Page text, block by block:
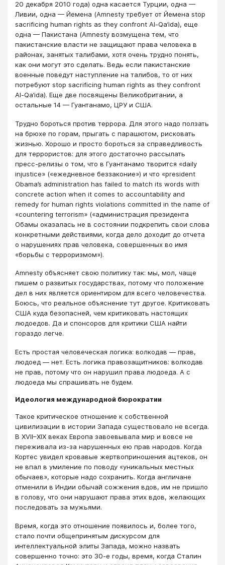
20 декабря 2010 года) одна касается Турции, одна —
Ливии, одна — Йемена (Amnesty требует от Йемена stop
sacrificing human rights as they confront Al-Qa’ida), еще
одна — Пакистана (Amnesty возмущена тем, что
пакистанские власти не защищают права человека в
районах, занятых талибами, хотя очень трудно понять,
как они могут это сделать. Ведь если пакистанские
военные поведут наступление на талибов, то от них
потребуют stop sacrificing human rights as they confront
Al-Qa’ida). Еще две посвящены Великобритании, а
остальные 14 — Гуантанамо, ЦРУ и США.
Трудно бороться против террора. Для этого надо ползать
на брюхе по горам, прыгать с парашютом, рисковать
жизнью. Хорошо и просто бороться за справедливость
для террористов: для этого достаточно рассылать
пресс-релизы о том, что в Гуантанамо творится «daily
injustice» («ежедневное беззаконие») и что «president
Obama’s administration has failed to match its words with
concrete action when it comes to accountability and
remedy for human rights violations committed in the name of
«countering terrorism» («администрация президента
Обамы оказалась не в состоянии подкрепить свои слова
конкретными действиями, когда дело доходит до отчета
о нарушениях прав человека, совершенных во имя
«борьбы с терроризмом»).
Amnesty объясняет свою политику так: мы, мол, чаще
пишем о развитых государствах, потому что положение
дел в них является ориентиром для всего человечества.
Боюсь, что реальное объяснение тут другое. Критиковать
США куда безопасней, чем критиковать настоящих
людоедов. Да и спонсоров для критики США найти
гораздо легче.
Есть простая человеческая логика: волкодав — прав,
людоед — нет. Есть логика правозащитников: волкодав
не прав, потому что он нарушил права людоеда. А с
людоеда мы спрашивать не будем.
Идеология международной бюрократии
Такое критическое отношение к собственной
цивилизации в истории Запада существовало не всегда.
В XVII–XIX веках Европа завоевывала мир и вовсе не
переживала из-за нарушенных ею прав народов. Когда
Кортес увидел кровавые жертвоприношения ацтеков, он
не впал в умиление по поводу «уникальных местных
обычаев», которые надо сохранить. Когда англичане
отменили в Индии обычай сожжения вдов, им не пришло
в голову, что они нарушают права этих вдов, желающих
последовать за мужьями.
Время, когда это отношение появилось и, более того,
стало почти общепринятым дискурсом для
интеллектуальной элиты Запада, можно назвать
совершенно точно: это 30-е годы, время, когда Сталин